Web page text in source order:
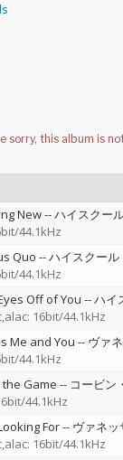
New--ハイスクー
44.1kHz
Quo --ハイスクール
44.1kHz
Off of You --ハイ
16bit/44.1kHz
Me and You -- ヴァ
44.1kHz
Game -- コービン
44.1kHz
For-- ヴァネ
16bit/44.1kHz